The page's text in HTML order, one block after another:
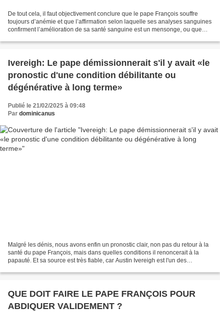
De tout cela, il faut objectivement conclure que le pape François souffre
toujours d’anémie et que l’affirmation selon laquelle ses analyses sanguines
confirment l’amélioration de sa santé sanguine est un mensonge, ou que
Ivereigh: Le pape démissionnerait s'il y avait «le
pronostic d'une condition débilitante ou
dégénérative à long terme»
Publié le 21/02/2025 à 09:48
Par dominicanus
Malgré les dénis, nous avons enfin un pronostic clair, non pas du retour à la
santé du pape François, mais dans quelles conditions il renoncerait à la
papauté. Et sa source est très fiable, car Austin Ivereigh est l'un des
QUE DOIT FAIRE LE PAPE FRANÇOIS POUR
ABDIQUER VALIDEMENT ?